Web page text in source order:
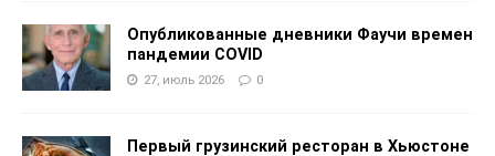
Опубликованные дневники Фаучи времен
пандемии COVID
27, июль 2026 0
Первый грузинский ресторан в Хьюстоне